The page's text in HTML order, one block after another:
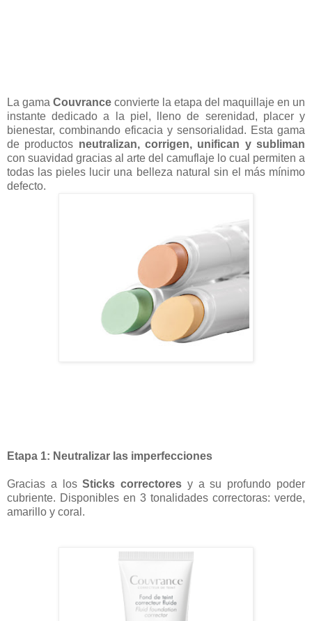
La gama Couvrance convierte la etapa del maquillaje en un
instante dedicado a la piel, lleno de serenidad, placer y
bienestar, combinando eficacia y sensorialidad. Esta gama
de productos neutralizan, corrigen, unifican y subliman
con suavidad gracias al arte del camuflaje lo cual permiten a
todas las pieles lucir una belleza natural sin el más mínimo
defecto.
Etapa 1: Neutralizar las imperfecciones
Gracias a losSticks correctores y a su profundo poder
cubriente. Disponibles en 3 tonalidades correctoras: verde,
amarillo y coral.